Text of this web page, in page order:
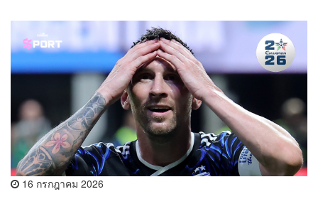
16 กรกฎาคม 2026